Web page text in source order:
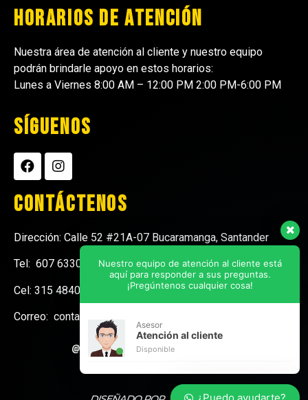
Horarios de atención
Nuestra área de atención al cliente y nuestro equipo
podrán brindarle apoyo en estos horarios:
Lunes a Viernes 8:00 AM – 12:00 PM 2:00 PM-6:00 PM
Síguenos
Contáctenos
Dirección: Calle 52 #21A-07 Bucaramanga, Santander
Tel: 607 6330404
Cel: 315 4840725
Correo: contactenos@goldeneagle.com.co
@2022 – All Right Reserved.
Nuestro equipo de atención al cliente está
aquí para responder a sus preguntas.
¡Pregúntenos cualquier cosa!
Asesor
Atención al cliente
Disponible